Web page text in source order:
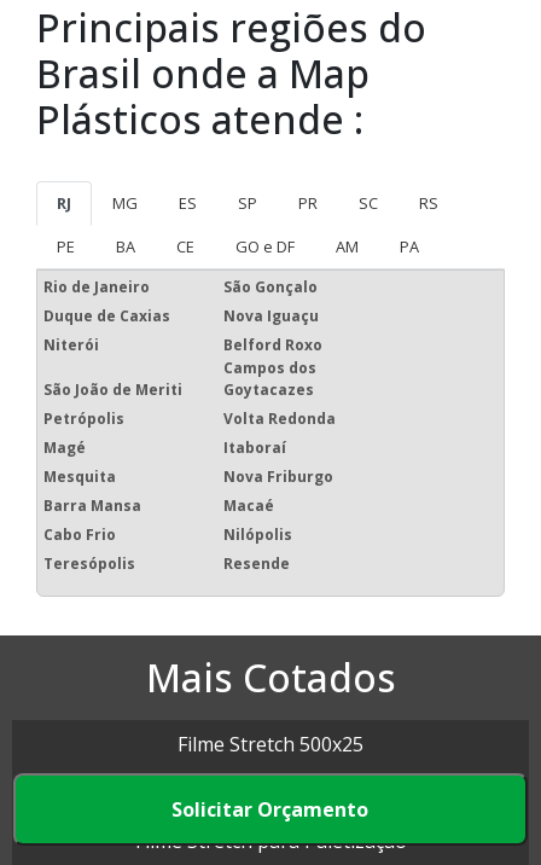
Solicitar Orçamento
Principais regiões do
Brasil onde a Map
Plásticos atende :
RJ MG ES SP PR SC
RS
PE
BA CE GO e DF AM PA
Rio de Janeiro
São Gonçalo
Duque de Caxias
Nova Iguaçu
Niterói
Belford Roxo
São João de Meriti
Campos dos
Goytacazes
Petrópolis
Volta Redonda
Magé
Itaboraí
Mesquita
Nova Friburgo
Barra Mansa
Macaé
Cabo Frio
Nilópolis
Teresópolis
Resende
Mais Cotados
Filme Stretch 500x25
Filme Stretch para Paletização